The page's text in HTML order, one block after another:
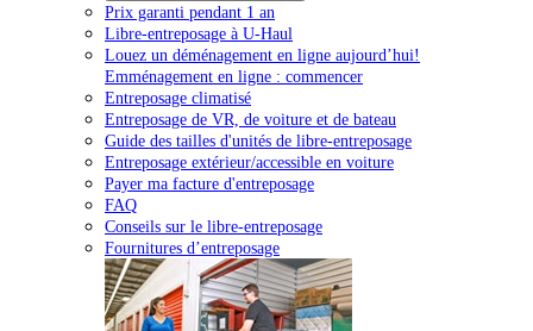
Prix garanti pendant 1 an
Libre-entreposage à U-Haul
Louez un déménagement en ligne aujourd’hui!
Emménagement en ligne : commencer
Entreposage climatisé
Entreposage de VR, de voiture et de bateau
Guide des tailles d'unités de libre-entreposage
Entreposage extérieur/accessible en voiture
Payer ma facture d'entreposage
FAQ
Conseils sur le libre-entreposage
Fournitures d’entreposage